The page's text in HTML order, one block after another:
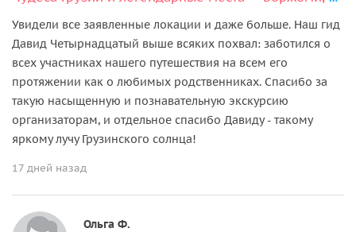
После завтрака в отеле вас будет ожидать трансфер в
аэропорт Тбилиси.
Увидели все заявленные локации и даже больше. Наш гид
Давид Четырнадцатый выше всяких похвал: заботился о
всех участниках нашего путешествия на всем его
протяжении как о любимых родственниках. Спасибо за
такую насыщенную и познавательную экскурсию
организаторам, и отдельное спасибо Давиду - такому
яркому лучу Грузинского солнца!
17 дней назад
Ольга Ф.